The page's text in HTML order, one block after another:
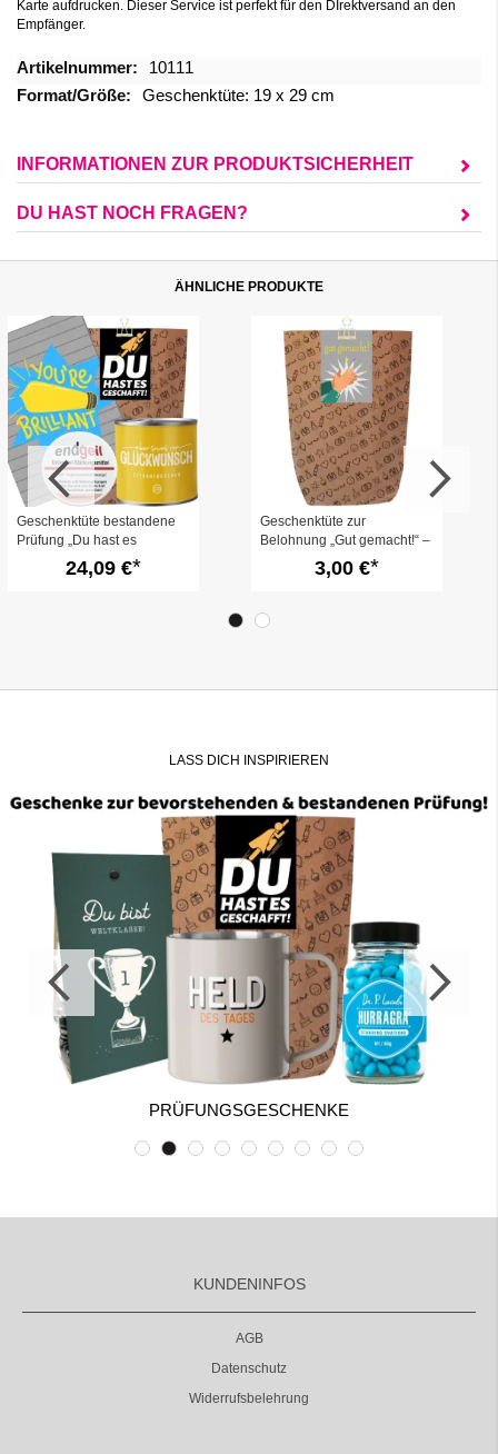
Karte aufdrucken. Dieser Service ist perfekt für den DIrektversand an den
Empfänger.
Mehr
Informationen
10111
Geschenktüte: 19 x 29 cm
INFORMATIONEN ZUR PRODUKTSICHERHEIT
DU HAST NOCH FRAGEN?
ÄHNLICHE PRODUKTE
Geschenktüte bestandene
Prüfung „Du hast es
geschafft!“ (Set 4)
24,09 €
Geschenktüte zur
Belohnung „Gut gemacht!“ –
zum Befüllen3,00 €
LASS DICH INSPIRIEREN
PRÜFUNGSGESCHENKE
KUNDENINFOS
AGB
Datenschutz
Widerrufsbelehrung